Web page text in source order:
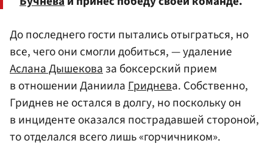
До последнего гости пытались отыграться, но
все, чего они смогли добиться, — удаление
Аслана Дышековаза боксерский прием
в отношении ДаниилаГриднева. Собственно,
Гриднев не остался в долгу, но поскольку он
в инциденте оказался пострадавшей стороной,
то отделался всего лишь «горчичником».